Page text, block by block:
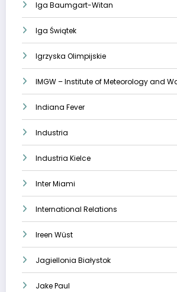
Iga Baumgart-Witan
Iga Świątek
Igrzyska Olimpijskie
IMGW – Institute of Meteorology and
Indiana Fever
Industria
Industria Kielce
Inter Miami
International Relations
Ireen Wüst
Jagiellonia Białystok
Jake Paul